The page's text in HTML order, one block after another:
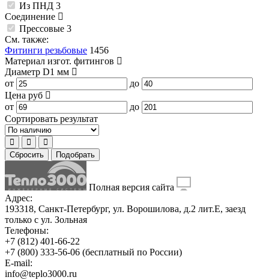
Из ПНД 3
Соединение
Прессовые 3
См. также:
Фитинги резьбовые 1456
Материал изгот. фитингов
Диаметр D1 мм
от
до
Цена руб
от
до
Сортировать результат
Сбросить Подобрать
Полная версия сайта
Адрес:
193318, Санкт-Петербург, ул. Ворошилова, д.2 лит.Е, заезд
только с ул. Зольная
Телефоны:
+7 (812) 401-66-22
+7 (800) 333-56-06 (бесплатный по России)
E-mail:
info@teplo3000.ru